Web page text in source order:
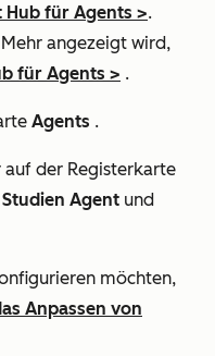
Hub für Agents >.
angezeigt wird,
für Agents > .
Agents .
auf der Registerkarte
Agent und
möchten,
Anpassen von